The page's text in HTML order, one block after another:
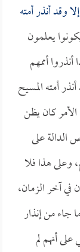
وقد أنذر أمته
يعلمون
أممهم
أمته المسيح
كان يظن
على
وعلى هذا فلا
في آخر الزمان،
جاء من إنذار
أنهم لم